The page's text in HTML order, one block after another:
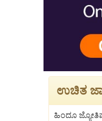
ಉಚಿತ
ಹಿಂದೂ